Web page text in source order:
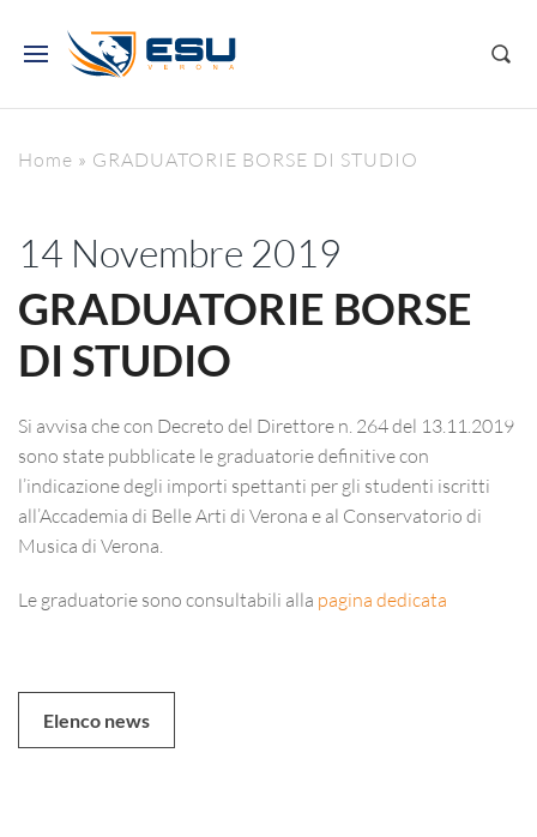
Home » GRADUATORIE BORSE DI STUDIO
14 Novembre 2019
GRADUATORIE BORSE
DI STUDIO
Si avvisa che con Decreto del Direttore n. 264 del 13.11.2019
sono state pubblicate le graduatorie definitive con
l’indicazione degli importi spettanti per gli studenti iscritti
all’Accademia di Belle Arti di Verona e al Conservatorio di
Musica di Verona.
Le graduatorie sono consultabili alla pagina dedicata
Elenco news